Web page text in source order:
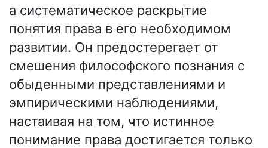
а систематическое раскрытие
понятия права в его необходимом
развитии. Он предостерегает от
смешения философского познания с
обыденными представлениями и
эмпирическими наблюдениями,
настаивая на том, что истинное
понимание права достигается только